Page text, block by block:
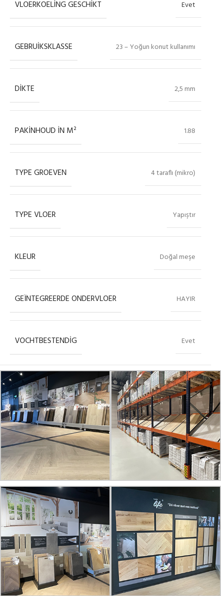
VLOERKOELING GESCHIKT Evet
GEBRUIKSKLASSE 23 – Yoğun konut kullanımı
DIKTE 2,5 mm
PAKINHOUD IN M² 1.88
TYPE GROEVEN 4 taraflı (mikro)
TYPE VLOER Yapıştır
KLEUR Doğal meşe
GEÏNTEGREERDE ONDERVLOER HAYIR
VOCHTBESTENDIG Evet